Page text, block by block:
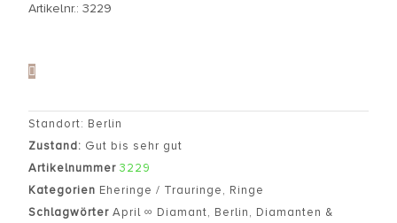
Artikelnr.: 3229
Standort: Berlin
Zustand: Gut bis sehr gut
Artikelnummer 3229
Kategorien Eheringe / Trauringe, Ringe
Schlagwörter April ∞ Diamant, Berlin, Diamanten &